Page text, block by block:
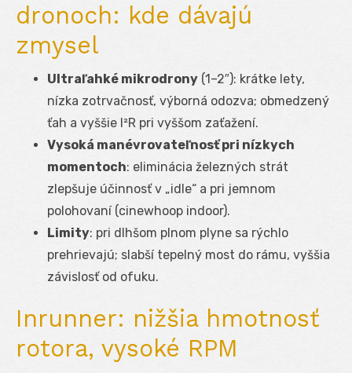
dronoch: kde dávajú
zmysel
Ultraľahké mikrodrony (1–2″): krátke lety,
nízka zotrvačnosť, výborná odozva; obmedzený
ťah a vyššie I²R pri vyššom zaťažení.
Vysoká manévrovateľnosť pri nízkych
momentoch: eliminácia železných strát
zlepšuje účinnosť v „idle“ a pri jemnom
polohovaní (cinewhoop indoor).
Limity: pri dlhšom plnom plyne sa rýchlo
prehrievajú; slabší tepelný most do rámu, vyššia
závislosť od ofuku.
Inrunner: nižšia hmotnosť
rotora, vysoké RPM